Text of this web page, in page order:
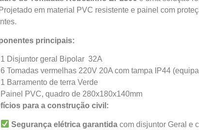
em material PVC resistente e painel com
principais:
1 Disjuntor geral Bipolar 32A
6 Tomadas vermelhas 220V 20A com tampa IP44
1 Barramento de terra Verde
Painel PVC, quadro de 280x180x140mm
para a construção civil:
Segurança elétrica garantida com disjuntor Geral e